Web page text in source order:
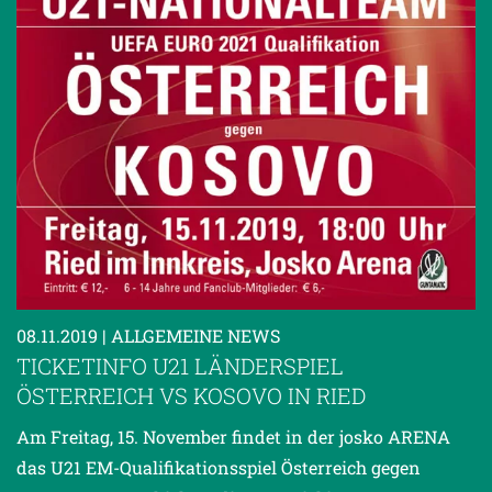
08.11.2019 | ALLGEMEINE NEWS
TICKETINFO U21 LÄNDERSPIEL
ÖSTERREICH VS KOSOVO IN RIED
Am Freitag, 15. November findet in der josko ARENA
das U21 EM-Qualifikationsspiel Österreich gegen